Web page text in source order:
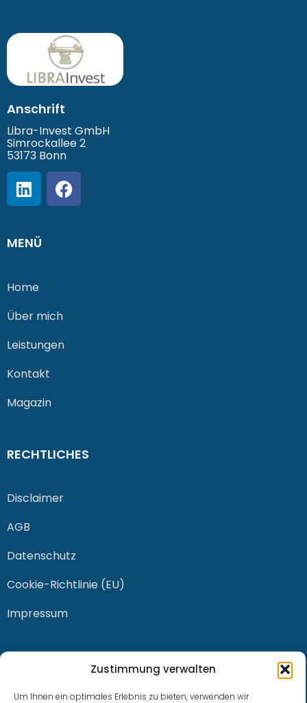
Zustimmung verwalten
Um Ihnen ein optimales Erlebnis zu bieten, verwenden wir
Anschrift
Libra-Invest GmbH
Simrockallee 2
53173 Bonn
MENÜ
Home
Über mich
Leistungen
Kontakt
Magazin
RECHTLICHES
Disclaimer
AGB
Datenschutz
Cookie-Richtlinie (EU)
Impressum